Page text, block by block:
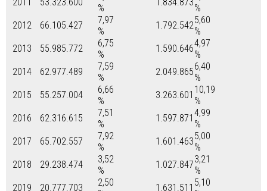
%
%
2012
66.105.427
7,97
%
1.792.5425,60
%
2013
55.985.772
6,75
%
1.590.6464,97
%
2014
62.977.489
7,59
%
2.049.8656,40
%
2015
55.257.004
6,66
%
3.263.601 10,19
%
2016
62.316.615
7,51
%
1.597.871 4,99
%
2017
65.702.557
7,92
%
1.601.4635,00
%
2018
29.238.474
3,52
%
1.027.8473,21
%
2019
20.777.703
2,50
1.631.511 5,10